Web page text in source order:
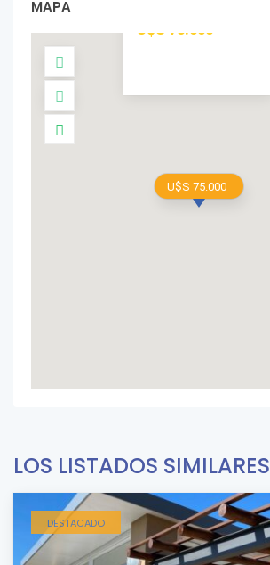
MAPA
U$S 75.000
U$S 75.000
LOS LISTADOS SIMILARES
DESTACADO